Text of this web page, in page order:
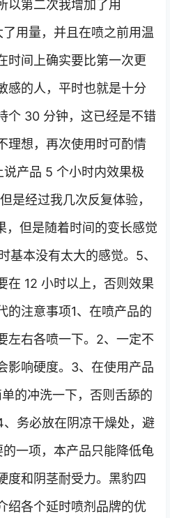
以第二次我增加了用
用量，并且在喷之前用温
时间上确实要比第一次更
感的人，平时也就是十分
个 30 分钟，这已经是不错
理想，再次使用时可酌情
产品 5 个小时内效果极
是经过我几次反复体验，
，但是随着时间的变长感觉
基本没有太大的感觉。5、
在 12 小时以上，否则效果
的注意事项1、在喷产品的
左右各喷一下。2、一定不
影响硬度。3、在使用产品
的冲洗一下，否则舌舔的
务必放在阴凉干燥处，避
一项，本产品只能降低龟
度和阴茎耐受力。黑豹四
绍各个延时喷剂品牌的优